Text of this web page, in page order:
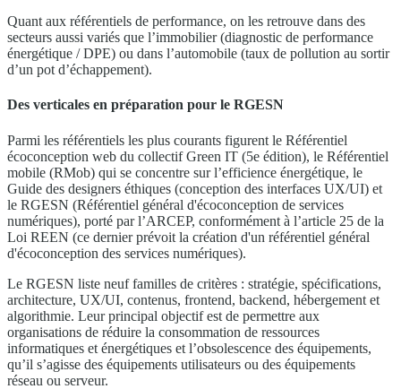
Quant aux référentiels de performance, on les retrouve dans des
secteurs aussi variés que l’immobilier (diagnostic de performance
énergétique / DPE) ou dans l’automobile (taux de pollution au sortir
d’un pot d’échappement).
Des verticales en préparation pour le RGESN
Parmi les référentiels les plus courants figurent le Référentiel
écoconception web du collectif Green IT (5e édition), le Référentiel
mobile (RMob) qui se concentre sur l’efficience énergétique, le
Guide des designers éthiques (conception des interfaces UX/UI) et
le RGESN (Référentiel général d'écoconception de services
numériques), porté par l’ARCEP, conformément à l’article 25 de la
Loi REEN (ce dernier prévoit la création d'un référentiel général
d'écoconception des services numériques).
Le RGESN liste neuf familles de critères : stratégie, spécifications,
architecture, UX/UI, contenus, frontend, backend, hébergement et
algorithmie. Leur principal objectif est de permettre aux
organisations de réduire la consommation de ressources
informatiques et énergétiques et l’obsolescence des équipements,
qu’il s’agisse des équipements utilisateurs ou des équipements
réseau ou serveur.